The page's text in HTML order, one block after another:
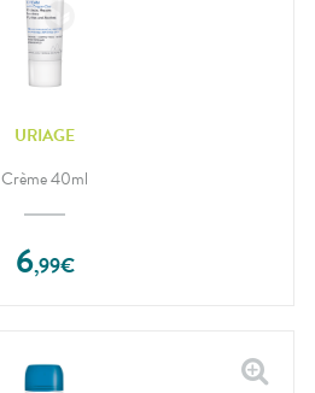
URIAGE
Crème 40ml
6,99€